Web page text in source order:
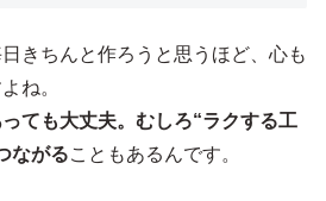
きちんと作ろうと思うほど、心も
ね。
ても大丈夫。むしろ“ラクする工
ながることもあるんです。